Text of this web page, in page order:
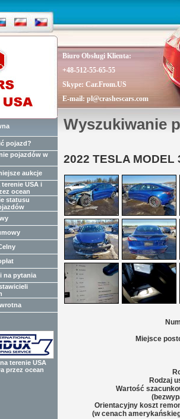
Biuro Obsługi Klienta:
+48-512-55-65-55
Skype:Car.From.US
E-mail:pl@crashescars.com
pojazd?
pojazdów w
aukcje
USA i
ocean
statusu
na pytania
terenie USA
przez ocean
Wyszukiwanie
2022 TESLA MODEL
Miejsce
Rodzaj
Wartość
Orientacyjny koszt
(w cenach